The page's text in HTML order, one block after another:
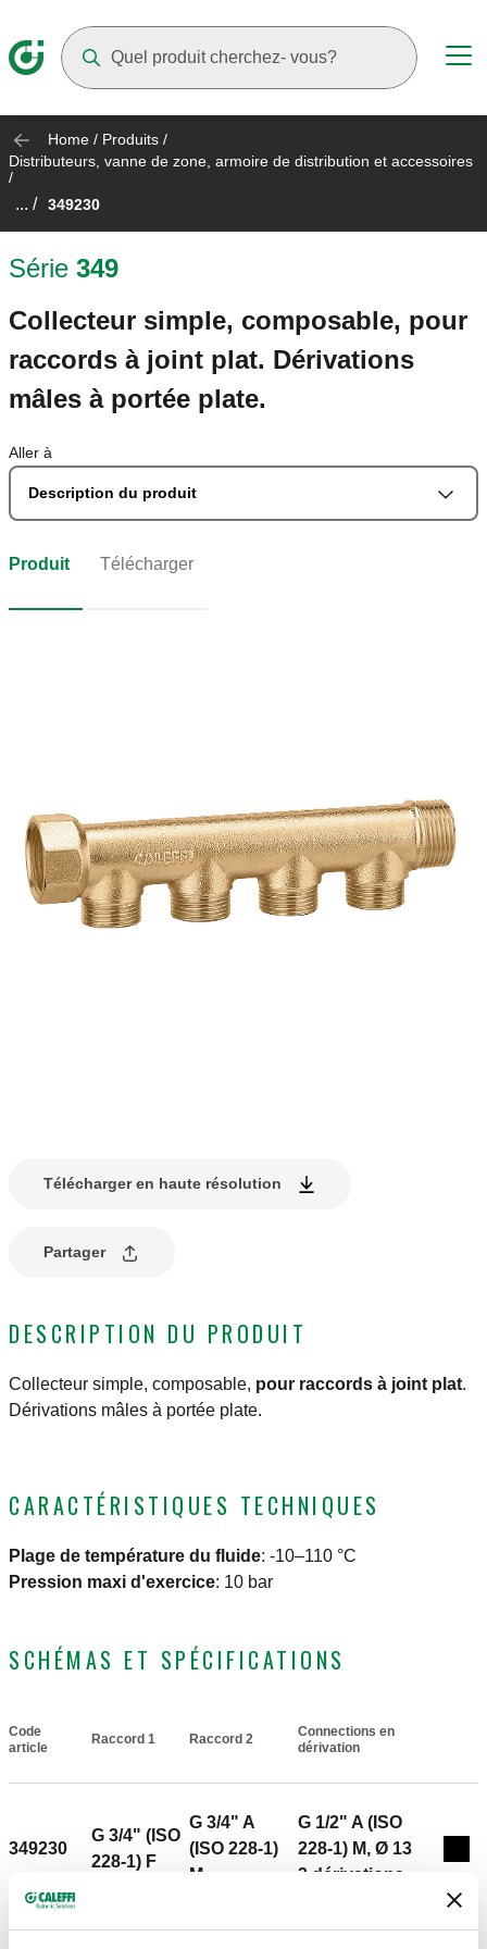
Home / Produits /
Distributeurs, vanne de zone, armoire de distribution et accessoires
/
... / 349230
Série 349
Collecteur simple, composable, pour
raccords à joint plat. Dérivations
mâles à portée plate.
Aller à
Description du produit
Produit Télécharger
Télécharger en haute résolution
Partager
DESCRIPTION DU PRODUIT
Collecteur simple, composable, pour raccords à joint plat.
Dérivations mâles à portée plate.
CARACTÉRISTIQUES TECHNIQUES
Plage de température du fluide: -10–110 °C
Pression maxi d'exercice: 10 bar
SCHÉMAS ET SPÉCIFICATIONS
Code
article
Raccord 1 Raccord 2
Connections en
dérivation
349230
G 3/4" (ISO
228-1) F
G 3/4" A
(ISO 228-1)
M
G 1/2" A (ISO
228-1) M, Ø 13
3 dérivations